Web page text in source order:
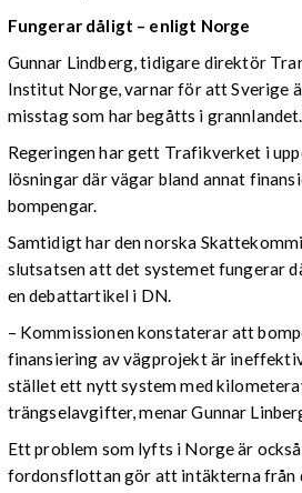
Fungerar dåligt – enligt Norge
Gunnar Lindberg, tidigare direktör
Institut Norge, varnar för att Sverige
misstag som har begåtts i grannlandet.
Regeringen har gett Trafikverket i
lösningar där vägar bland annat
bompengar.
Samtidigt har den norska
slutsatsen att det systemet fungerar
en debattartikel i DN.
– Kommissionen konstaterar att
finansiering av vägprojekt är
stället ett nytt system med
trängselavgifter, menar Gunnar
Ett problem som lyfts i Norge är
fordonsflottan gör att intäkterna från